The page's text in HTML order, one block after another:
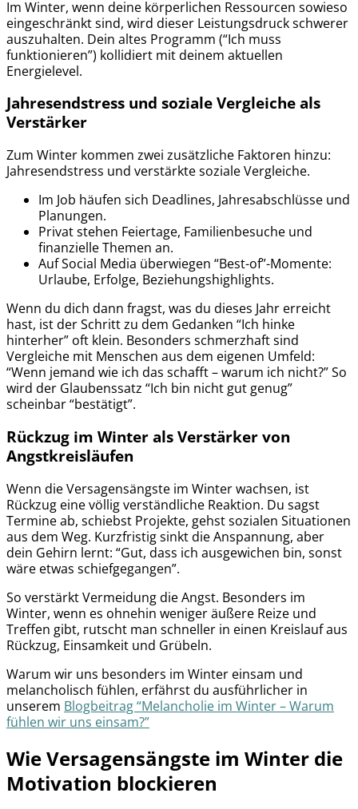
Im Winter, wenn deine körperlichen Ressourcen sowieso
eingeschränkt sind, wird dieser Leistungsdruck schwerer
auszuhalten. Dein altes Programm (“Ich muss
funktionieren”) kollidiert mit deinem aktuellen
Energielevel.
Jahresendstress und soziale Vergleiche als
Verstärker
Zum Winter kommen zwei zusätzliche Faktoren hinzu:
Jahresendstress und verstärkte soziale Vergleiche.
Im Job häufen sich Deadlines, Jahresabschlüsse und
Planungen.
Privat stehen Feiertage, Familienbesuche und
finanzielle Themen an.
Auf Social Media überwiegen “Best-of”-Momente:
Urlaube, Erfolge, Beziehungshighlights.
Wenn du dich dann fragst, was du dieses Jahr erreicht
hast, ist der Schritt zu dem Gedanken “Ich hinke
hinterher” oft klein. Besonders schmerzhaft sind
Vergleiche mit Menschen aus dem eigenen Umfeld:
“Wenn jemand wie ich das schafft – warum ich nicht?” So
wird der Glaubenssatz “Ich bin nicht gut genug”
scheinbar “bestätigt”.
Rückzug im Winter als Verstärker von
Angstkreisläufen
Wenn die Versagensängste im Winter wachsen, ist
Rückzug eine völlig verständliche Reaktion. Du sagst
Termine ab, schiebst Projekte, gehst sozialen Situationen
aus dem Weg. Kurzfristig sinkt die Anspannung, aber
dein Gehirn lernt: “Gut, dass ich ausgewichen bin, sonst
wäre etwas schiefgegangen”.
So verstärkt Vermeidung die Angst. Besonders im
Winter, wenn es ohnehin weniger äußere Reize und
Treffen gibt, rutscht man schneller in einen Kreislauf aus
Rückzug, Einsamkeit und Grübeln.
Warum wir uns besonders im Winter einsam und
melancholisch fühlen, erfährst du ausführlicher in
unserem Blogbeitrag “Melancholie im Winter – Warum
fühlen wir uns einsam?”
Wie Versagensängste im Winter die
Motivation blockieren